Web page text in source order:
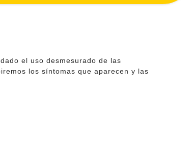
el uso desmesurado de las
los síntomas que aparecen y las